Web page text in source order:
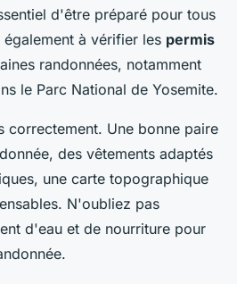
d'être préparé pour tous
à vérifier les permis
randonnées, notamment
le Parc National de Yosemite.
correctement. Une bonne paire
des vêtements adaptés
une carte topographique
N'oubliez pas
d'eau et de nourriture pour